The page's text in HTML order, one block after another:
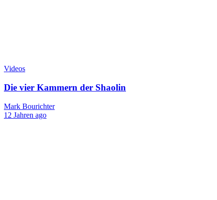
Videos
Die vier Kammern der Shaolin
Mark Bourichter
12 Jahren ago